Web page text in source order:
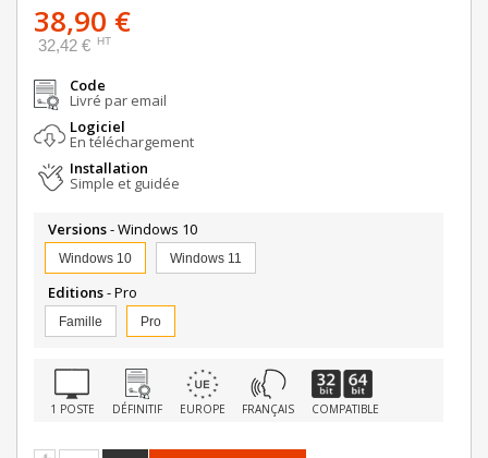
38,90 €
32,42 € HT
Code
Livré par email
Logiciel
En téléchargement
Installation
Simple et guidée
Versions- Windows 10
Windows 10 Windows 11
Editions- Pro
Famille Pro
1 POSTE DÉFINITIF EUROPE FRANÇAIS COMPATIBLE